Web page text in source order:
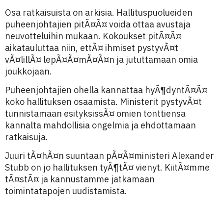
Osa ratkaisuista on arkisia. Hallituspuolueiden
puheenjohtajien pitÃ¤Ã¤ voida ottaa avustaja
neuvotteluihin mukaan. Kokoukset pitÃ¤Ã¤
aikatauluttaa niin, ettÃ¤ ihmiset pystyvÃ¤t
vÃ¤lillÃ¤ lepÃ¤Ã¤mÃ¤Ã¤n ja jututtamaan omia
joukkojaan.
Puheenjohtajien ohella kannattaa hyÃ¶dyntÃ¤Ã¤
koko hallituksen osaamista. Ministerit pystyvÃ¤t
tunnistamaan esityksissÃ¤ omien tonttiensa
kannalta mahdollisia ongelmia ja ehdottamaan
ratkaisuja.
Juuri tÃ¤hÃ¤n suuntaan pÃ¤Ã¤ministeri Alexander
Stubb on jo hallituksen tyÃ¶tÃ¤ vienyt. KiitÃ¤mme
tÃ¤stÃ¤ ja kannustamme jatkamaan
toimintatapojen uudistamista.